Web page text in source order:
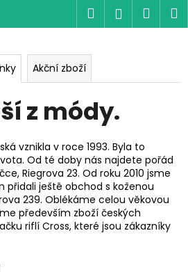
Hledat
Akční zboží
z módy.
vznikla v roce 1993. Byla to
Od té doby nás najdete pořád
Riegrova 23. Od roku 2010 jsme
přidali ještě obchod s koženou
239. Oblékáme celou věkovou
především zboží českých
riflí Cross, které jsou zákazníky